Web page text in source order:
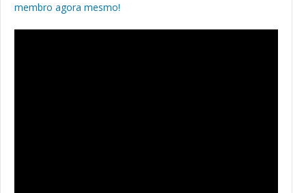
membro agora mesmo!